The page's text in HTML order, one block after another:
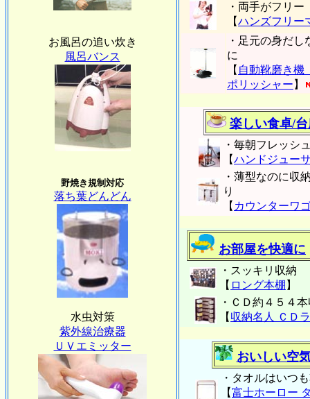
お風呂の追い炊き
風呂バンス
野焼き規制対応
落ち葉どんどん
水虫対策
紫外線治療器
ＵＶエミッター
・両手がフリー
【ハンズフリー
・足元の身だし
に
【 自動靴磨き
ポリッシャー 】
楽しい食卓/
・毎朝フレッシ
【ハンドジュー
・薄型なのに収
り
【 カウンターワ
お部屋を快適に
・スッキリ収納
【 ロング本棚 】
・ＣＤ約４５４
【 収納名人 ＣＤ
おいしい空
・タオルはいつ
【富士ホーロー